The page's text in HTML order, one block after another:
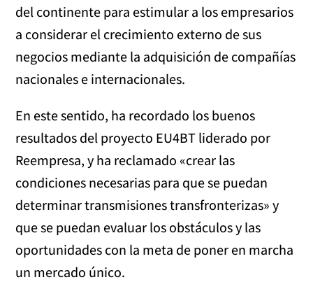
del continente para estimular a los empresarios
a considerar el crecimiento externo de sus
negocios mediante la adquisición de compañías
nacionales e internacionales.
En este sentido, ha recordado los buenos
resultados del proyecto EU4BT liderado por
Reempresa, y ha reclamado «crear las
condiciones necesarias para que se puedan
determinar transmisiones transfronterizas» y
que se puedan evaluar los obstáculos y las
oportunidades con la meta de poner en marcha
un mercado único.